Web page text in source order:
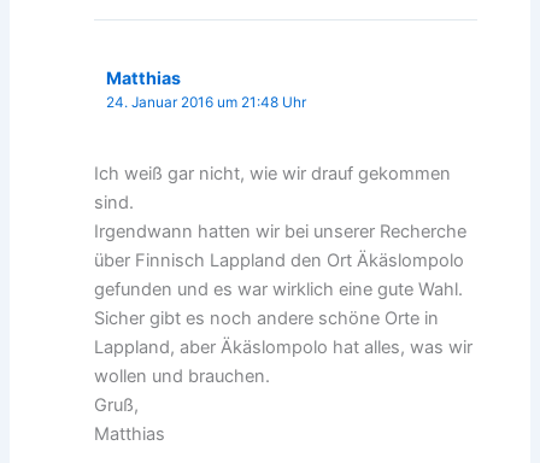
Matthias
24. Januar 2016 um 21:48 Uhr
Ich weiß gar nicht, wie wir drauf gekommen
sind.
Irgendwann hatten wir bei unserer Recherche
über Finnisch Lappland den Ort Äkäslompolo
gefunden und es war wirklich eine gute Wahl.
Sicher gibt es noch andere schöne Orte in
Lappland, aber Äkäslompolo hat alles, was wir
wollen und brauchen.
Gruß,
Matthias